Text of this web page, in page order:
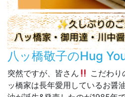
八ッ橋敬子のHug
突然ですが、皆さん こだわり
ッ橋家は長年愛用しているお醤